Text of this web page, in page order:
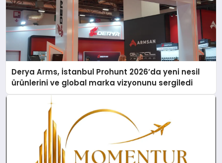
Derya Arms, İstanbul Prohunt 2026’da yeni nesil
ürünlerini ve global marka vizyonunu sergiledi